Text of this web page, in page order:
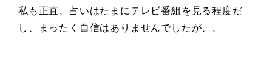
私も正直、占いはたまにテレビ番組を見る程度だ
し、まったく自信はありませんでしたが、、